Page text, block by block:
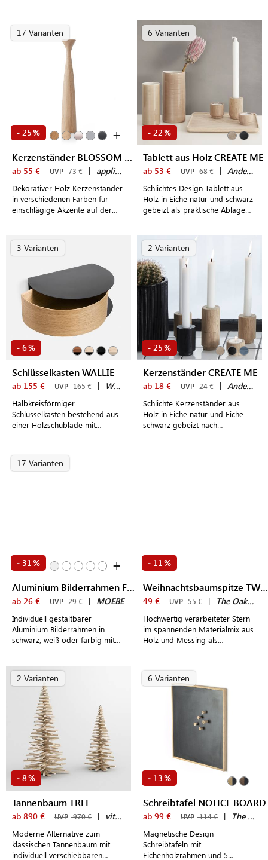
17 Varianten
- 25 % +
Kerzenständer BLOSSOM ROSE
ab 55 € UVP 73 € | applicata
Dekorativer Holz Kerzenständer
in verschiedenen Farben für
einschlägige Akzente auf der
6 Varianten
- 22 %
Tablett aus Holz CREATE ME
ab 53 € UVP 68 € | Andersen Furniture
Schlichtes Design Tablett aus
Holz in Eiche natur und schwarz
gebeizt als praktische Ablage
3 Varianten
- 6%
Schlüsselkasten WALLIE
ab 155 € UVP 165 € | WOUD
Halbkreisförmiger
Schlüsselkasten bestehend aus
einer Holzschublade mit
2 Varianten
- 25 %
Kerzenständer CREATE ME
ab 18 € UVP 24 € | Andersen Furniture
Schlichte Kerzenständer aus
Holz in Eiche natur und Eiche
schwarz gebeizt nach
17 Varianten
- 31 % +
Aluminium Bilderrahmen FRAME
ab 26 € UVP 29 € | MOEBE
Individuell gestaltbarer
Aluminium Bilderrahmen in
schwarz, weiß oder farbig mit
- 11 %
Weihnachtsbaumspitze TWINKLE
49 € UVP 55 € | The Oak Men
Hochwertig verarbeiteter Stern
im spannenden Materialmix aus
Holz und Messing als
2 Varianten
- 8%
Tannenbaum TREE
ab 890 € UVP 970 € | vitamin design
Moderne Alternative zum
klassischen Tannenbaum mit
individuell verschiebbaren
6 Varianten
- 13 %
Schreibtafel NOTICE BOARD
ab 99 € UVP 114 € | The Oak Men
Magnetische Design
Schreibtafeln mit
Eichenholzrahmen und 5